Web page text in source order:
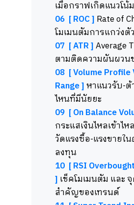
เมื่อกราฟเกิดแนวโน้
06 [ ROC ] Rate of
โมเมนตัมการแกว่งตั
07 [ ATR ]Average
ตามติดความผันผวน
08 [ Volume Profile
Range ]หาแนวรับ-ต้
ไหนที่มีนัยยะ
09 [ On Balance
กระแสเงินไหลเข้าไ
วัดแรงซื้อ-แรงขายใ
ลงทุน
10 [ RSI
] เช็คโมเมนตัม และ
สำคัญของเทรนด์